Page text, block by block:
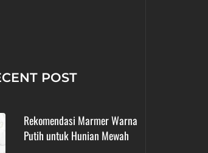
POST
Rekomendasi Marmer Warna
Putih untuk Hunian Mewah